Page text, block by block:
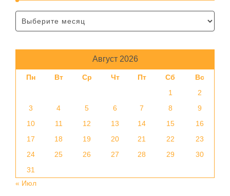
Август 2026
Пн Вт Ср Чт Пт Сб
Вс
1
2
3
4 5 6 7 8
9
10
11 12 13 14 15
16
17
18 19 20 21 22
23
24
25 26 27 28 29
30
31
« Июл